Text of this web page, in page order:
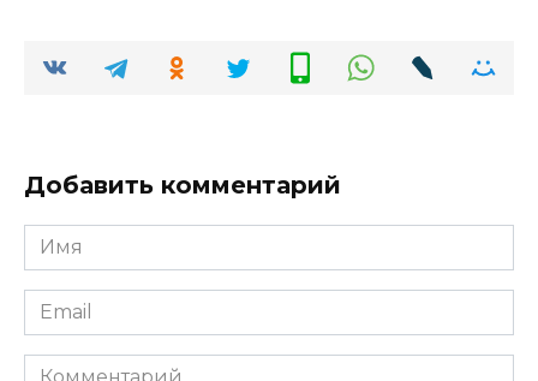
Добавить комментарий
Имя
*
Email
*
Комментарий